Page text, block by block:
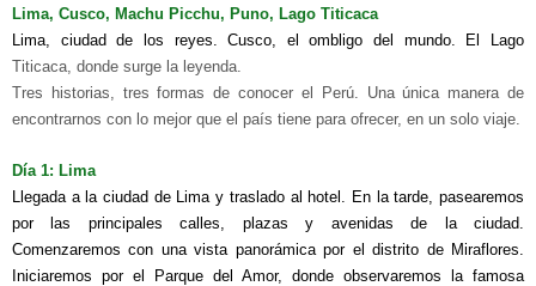
Lima, Cusco, Machu Picchu, Puno, Lago Titicaca
Lima, ciudad de los reyes. Cusco, el ombligo del mundo. El Lago
Titicaca, donde surge la leyenda.
Tres historias, tres formas de conocer el Perú. Una única manera de
encontrarnos con lo mejor que el país tiene para ofrecer, en un solo viaje.
Día 1: Lima
Llegada a la ciudad de Lima y traslado al hotel. En la tarde, pasearemos
por las principales calles, plazas y avenidas de la ciudad.
Comenzaremos con una vista panorámica por el distrito de Miraflores.
Iniciaremos por el Parque del Amor, donde observaremos la famosa